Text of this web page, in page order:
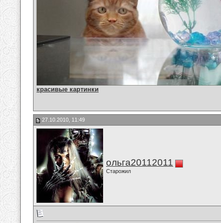
красивые картинки
27.10.2010, 11:49
ольга20112011
Старожил